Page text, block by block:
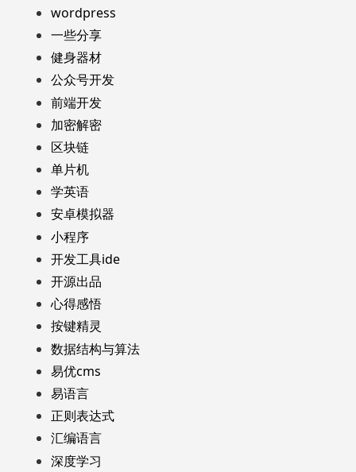
wordpress
一些分享
健身器材
公众号开发
前端开发
加密解密
区块链
单片机
学英语
安卓模拟器
小程序
开发工具ide
开源出品
心得感悟
按键精灵
数据结构与算法
易优cms
易语言
正则表达式
汇编语言
深度学习